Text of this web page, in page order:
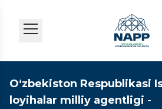
O‘zbekiston Respublikasi
loyihalar milliy agentligi -